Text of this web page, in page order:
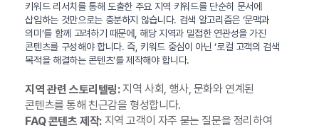
키워드 리서치를 통해 도출한 주요 지역 키워드를 단순히 문서에
삽입하는 것만으로는 충분하지 않습니다. 검색 알고리즘은 ‘문맥과
의미’를 함께 고려하기 때문에, 해당 지역과 밀접한 연관성을 가진
콘텐츠를 구성해야 합니다. 즉, 키워드 중심이 아닌 ‘로컬 고객의 검색
목적을 해결하는 콘텐츠’를 제작해야 합니다.
지역 관련 스토리텔링:지역 사회, 행사, 문화와 연계된
콘텐츠를 통해 친근감을 형성합니다.
FAQ 콘텐츠 제작:지역 고객이 자주 묻는 질문을 정리하여